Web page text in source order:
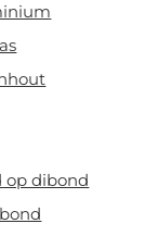
op dibond